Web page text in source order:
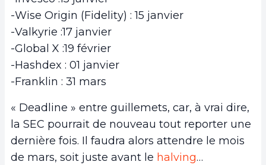
-Wise Origin (Fidelity) : 15 janvier
-Valkyrie :17 janvier
-Global X :19 février
-Hashdex : 01 janvier
-Franklin : 31 mars
« Deadline » entre guillemets, car, à vrai dire,
la SEC pourrait de nouveau tout reporter une
dernière fois. Il faudra alors attendre le mois
de mars, soit juste avant le halving…